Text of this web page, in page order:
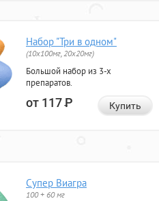
Набор "Три в одном"
(10x100мг, 20x20мг)
Большой набор из 3-х
препаратов.
от 117Р Купить
Супер Виагра
100 + 60 мг